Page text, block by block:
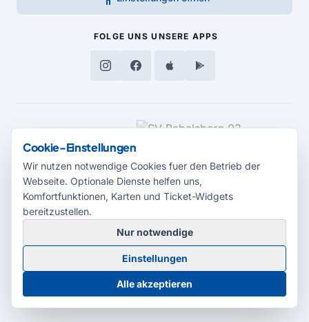
FOLGE UNS UNSERE APPS
MEDIENPARTNER
© 2026 Radio Potsdam. Webseite entwickelt durch dieMedienagentur
Babelsberg
BarrierefreiheitserklärungAGBDatenschutzImpressum
Cookie-Einstellungen
Cookie-Einstellungen
Wir nutzen notwendige Cookies fuer den Betrieb der
Webseite. Optionale Dienste helfen uns,
Komfortfunktionen, Karten und Ticket-Widgets
bereitzustellen.
Nur notwendige
Einstellungen
Alle akzeptieren